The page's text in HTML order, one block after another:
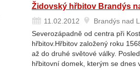
Židovský hřbitov Brandýs
11.02.2012
Brandýs nad
Severozápadně od centra při
hřbitov.Hřbitov založený roku
až do druhé světové války.
hřbitovní domek, kterým se dnes